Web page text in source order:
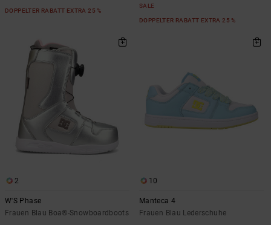
DOPPELTER RABATT EXTRA 25 %
SALE
DOPPELTER RABATT EXTRA 25 %
2
W'S Phase
Frauen Blau Boa®-Snowboardboots
10
Manteca 4
Frauen Blau Lederschuhe